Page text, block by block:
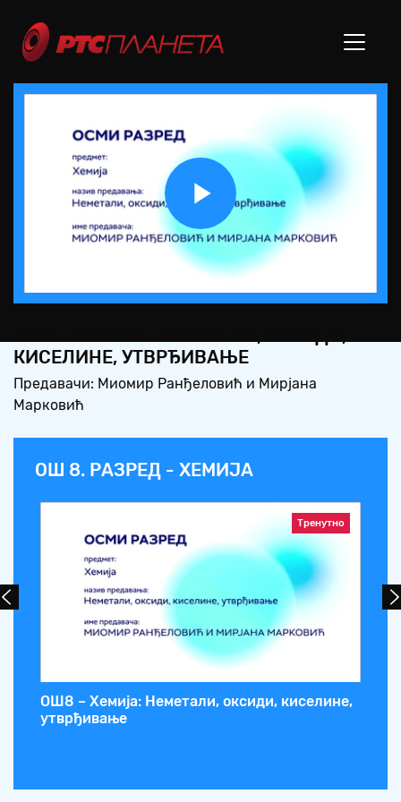
Play
Video
КИСЕЛИНЕ, УТВРЂИВАЊЕ
Предавачи: Миомир Ранђеловић и Мирјана
Марковић
ОШ 8. РАЗРЕД - ХЕМИЈА
Тренутно
OШ8 – Хемија: Неметали, оксиди, киселине,
утврђивање